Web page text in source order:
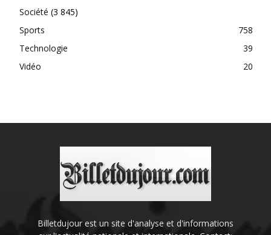
Société (3 845)
Sports
758
Technologie
39
Vidéo
20
Billetdujour est un site d'analyse et d'informations